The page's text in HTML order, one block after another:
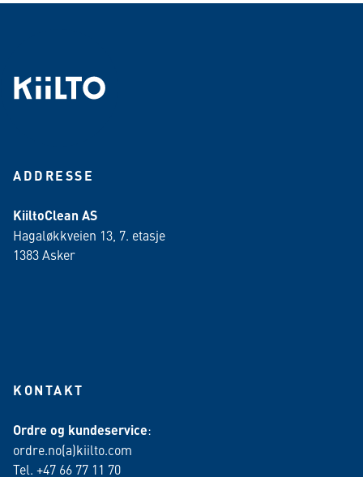
ADDRESSE
KiiltoClean AS
Hagaløkkveien 13, 7. etasje
1383 Asker
KONTAKT
Ordre og kundeservice:
ordre.no(a)kiilto.com
Tel. +47 66 77 11 70